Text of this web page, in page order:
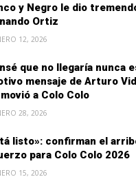
y Negro le dio
Ortiz
12, 2026
que no llegaría nunca
mensaje de Arturo
a Colo Colo
28, 2026
listo»: confirman el
para Colo Colo 2026
15, 2026